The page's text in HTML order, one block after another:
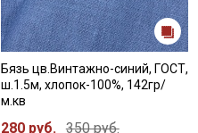
Бязь цв.Винтажно-синий, ГОСТ,
ш.1.5м, хлопок-100%, 142гр/
м.кв
280 руб. 350 руб.